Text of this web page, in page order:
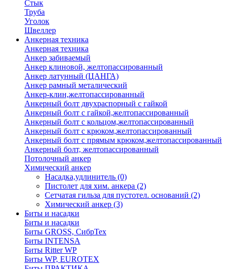
Стык
Труба
Уголок
Швеллер
Анкерная техника
Анкерная техника
Анкер забиваемый
Анкер клиновой, желтопассированный
Анкер латунный (ЦАНГА)
Анкер рамный металический
Анкер-клин,желтопассированный
Анкерный болт двухраспорный с гайкой
Анкерный болт с гайкой,желтопассированный
Анкерный болт с кольцом,желтопассированный
Анкерный болт с крюком,желтопассированный
Анкерный болт с прямым крюком,желтопассированный
Анкерный болт, желтопассированный
Потолочный анкер
Химический анкер
Насадка,удлинитель (0)
Пистолет для хим. анкера (2)
Сетчатая гильза для пустотел. оснований (2)
Химический анкер (3)
Биты и насадки
Биты и насадки
Биты GROSS, СибрТех
Биты INTENSA
Биты Ritter WP
Биты WP, EUROTEX